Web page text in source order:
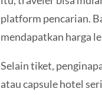
platform pencarian.
mendapatkan harga
Selain tiket,
atau capsule hotel